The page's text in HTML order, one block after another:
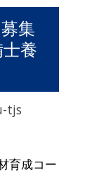
集
養
tjs
育成コー